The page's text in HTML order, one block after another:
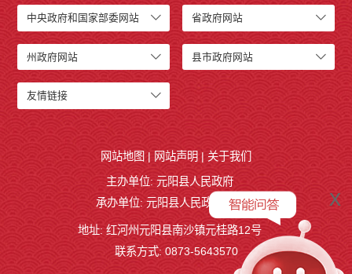
中央政府和国家部委网站 省政府网站
州政府网站 县市政府网站
友情链接
x
网站地图 | 网站声明 | 关于我们
主办单位: 元阳县人民政府
承办单位: 元阳县人民政府办公室
地址: 红河州元阳县南沙镇元桂路12号
联系方式: 0873-5643570